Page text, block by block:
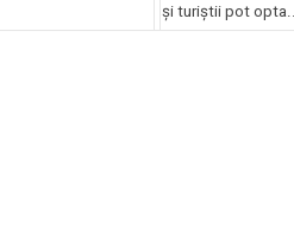
și turiștii pot opta...